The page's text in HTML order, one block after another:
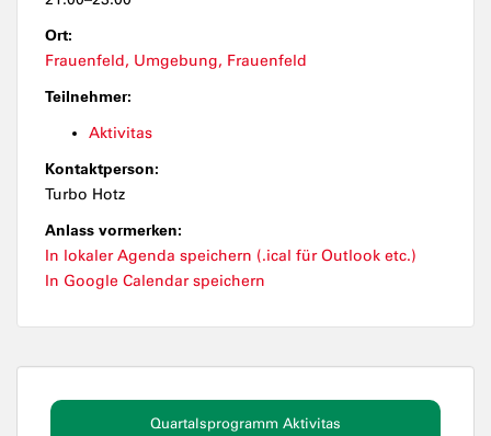
Ort:
Frauenfeld, Umgebung, Frauenfeld
Teilnehmer:
Aktivitas
Kontaktperson:
Turbo Hotz
Anlass vormerken:
In lokaler Agenda speichern (.ical für Outlook etc.)
In Google Calendar speichern
Quartalsprogramm Aktivitas